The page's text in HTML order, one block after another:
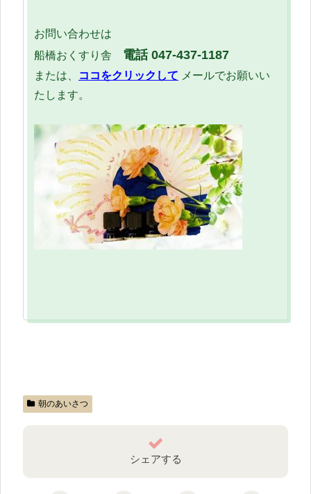
お問い合わせは
船橋おくすり舎 電話 047-437-1187
または、 ココをクリックして メールでお願いい
たします。
朝のあいさつ
シェアする